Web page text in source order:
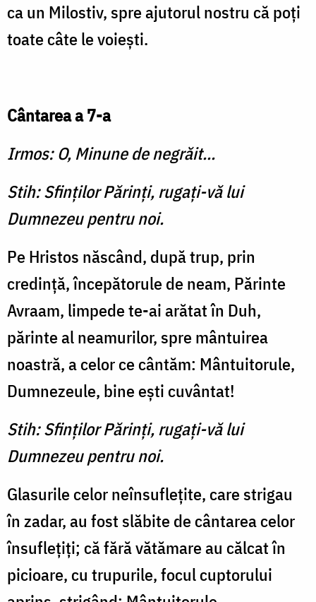
ca un Milostiv, spre ajuto­rul nostru că poţi
toate câte le voieşti.
Cântarea a 7-a
Irmos: O, Minune de negrăit...
Stih: Sfinţilor Părinţi, rugaţi-vă lui
Dumnezeu pentru noi.
Pe Hristos născând, după trup, prin
credinţă, începătorule de neam, Părinte
Avraam, limpede te-ai arătat în Duh,
părinte al neamurilor, spre mântuirea
noastră, a celor ce cântăm: Mântuitorule,
Dum­nezeule, bine eşti cuvântat!
Stih: Sfinţilor Părinţi, rugaţi-vă lui
Dumnezeu pentru noi.
Glasurile celor neînsufleţite, care strigau
în zadar, au fost slăbite de cântarea celor
însu­fleţiţi; că fără vătămare au căl­cat în
picioare, cu trupurile, fo­cul cuptorului